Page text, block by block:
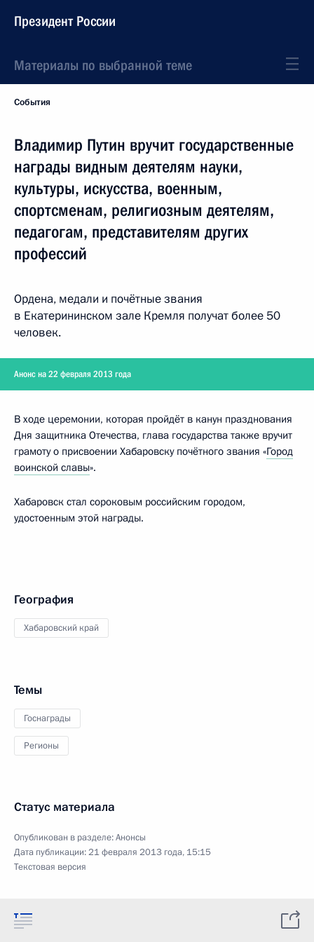
Президент России
Материалы по выбранной теме
События
Владимир Путин вручит государственные
награды видным деятелям науки,
культуры, искусства, военным,
спортсменам, религиозным деятелям,
педагогам, представителям других
профессий
Ордена, медали и почётные звания
в Екатерининском зале Кремля получат более 50
человек.
Анонс на 22 февраля 2013 года
В ходе церемонии, которая пройдёт в канун празднования
Дня защитника Отечества, глава государства также вручит
грамоту о присвоении Хабаровску почётного звания «Город
воинской славы».
Хабаровск стал сороковым российским городом,
удостоенным этой награды.
География
Хабаровский край
Темы
Госнаграды
Регионы
Статус материала
Опубликован в разделе:Анонсы
Дата публикации:21 февраля 2013 года, 15:15
Текстовая версия